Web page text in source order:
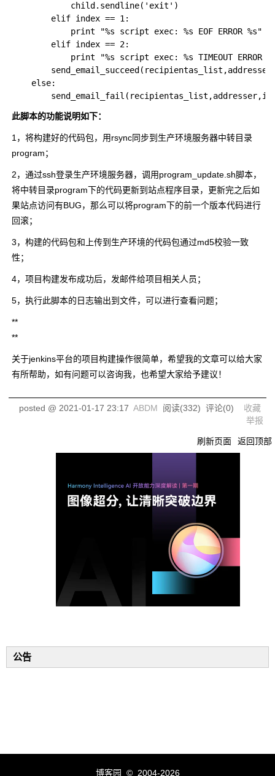
            child.sendline('exit')
        elif index == 1:
print "%s script exec: %s EOF ERROR %s"
        elif index == 2:
print "%s script exec: %s TIMEOUT ERROR
    else:
此脚本的功能说明如下：
1，将构建好的代码包，用rsync同步到生产环境服务器中转目录
program；
2，通过ssh登录生产环境服务器，调用program_update.sh脚本，
将中转目录program下的代码更新到站点程序目录，更新完之后如
果站点访问有BUG，那么可以将program下的前一个版本代码进行
回滚；
3，构建的代码包和上传到生产环境的代码包通过md5校验一致
性；
4，项目构建发布成功后，发邮件给项目相关人员；
5，执行此脚本的日志输出到文件，可以进行查看问题；
**
**
关于jenkins平台的项目构建操作很简单，希望我的文章可以给大家
有所帮助，如有问题可以咨询我，也希望大家给予建议！
posted @ 2021-01-17 23:17 ABDM 阅读(332) 评论(0) 收藏
举报
刷新页面 返回顶部
公告
博客园 © 2004-2026